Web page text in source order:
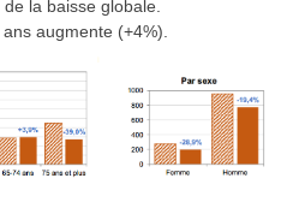
la baisse globale.
augmente (+4%).